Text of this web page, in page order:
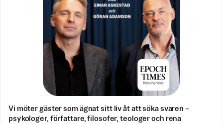
Vi möter gäster som ägnat sitt liv åt att söka svaren –
psykologer, författare, filosofer, teologer och rena